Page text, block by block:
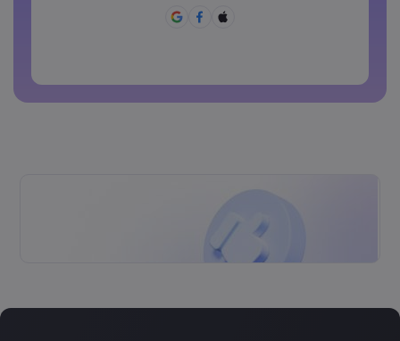
Non è possibile usare password comuni